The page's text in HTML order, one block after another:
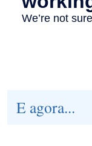
E agora...